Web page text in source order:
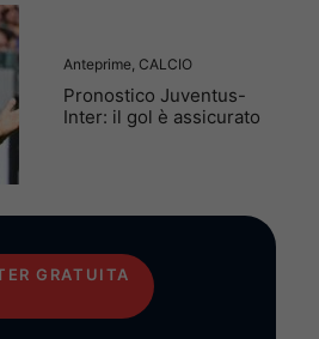
Anteprime, CALCIO
Pronostico Juventus-
Inter: il gol è assicurato
GRATUITA